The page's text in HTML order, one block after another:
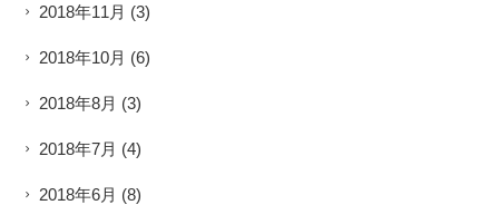
2018年11月 (3)
2018年10月 (6)
2018年8月 (3)
2018年7月 (4)
2018年6月 (8)